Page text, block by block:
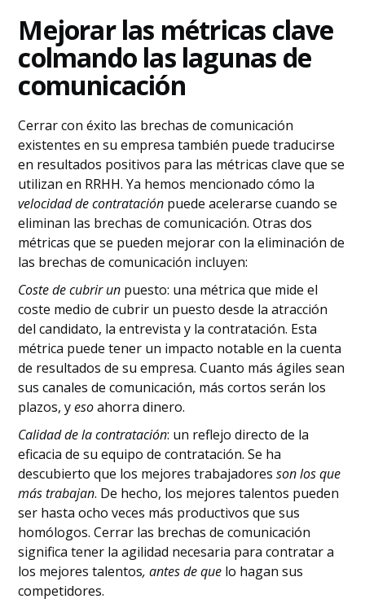
Mejorar las métricas clave
colmando las lagunas de
comunicación
Cerrar con éxito las brechas de comunicación
existentes en su empresa también puede traducirse
en resultados positivos para las métricas clave que se
utilizan en RRHH. Ya hemos mencionado cómo la
velocidad de contratación puede acelerarse cuando se
eliminan las brechas de comunicación. Otras dos
métricas que se pueden mejorar con la eliminación de
las brechas de comunicación incluyen:
Coste de cubrir un puesto: una métrica que mide el
coste medio de cubrir un puesto desde la atracción
del candidato, la entrevista y la contratación. Esta
métrica puede tener un impacto notable en la cuenta
de resultados de su empresa. Cuanto más ágiles sean
sus canales de comunicación, más cortos serán los
plazos, yesoahorra dinero.
Calidad de la contratación: un reflejo directo de la
eficacia de su equipo de contratación. Se ha
descubierto que los mejores trabajadoresson los que
más trabajan. De hecho, los mejores talentos pueden
ser hasta ocho veces más productivos que sus
homólogos. Cerrar las brechas de comunicación
significa tener la agilidad necesaria para contratar a
los mejores talentos, antes de que lo hagan sus
competidores.